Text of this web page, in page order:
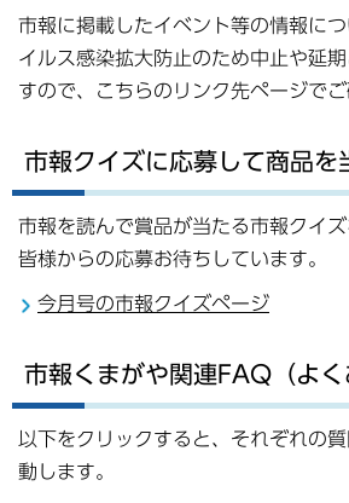
市報に掲載したイベント等の情報に
イルス感染拡大防止のため中止や延
すので、こちらのリンク先ページでご
市報クイズに応募して商品を
市報を読んで賞品が当たる市報クイズ
皆様からの応募お待ちしています。
今月号の市報クイズページ
市報くまがや関連FAQ（よく
以下をクリックすると、それぞれの
動します。